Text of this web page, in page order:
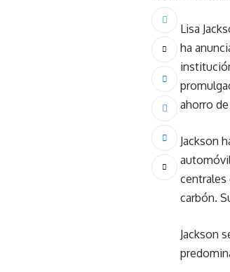
Lisa
ha
ahorro
Jackson
centrales
carbón.
Jackson